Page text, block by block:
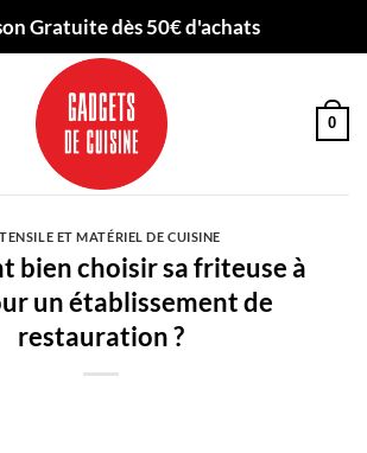
Gratuite dès 50€ d'achats
0
ET MATÉRIEL DE CUISINE
bien choisir sa friteuse à
un établissement de
restauration ?